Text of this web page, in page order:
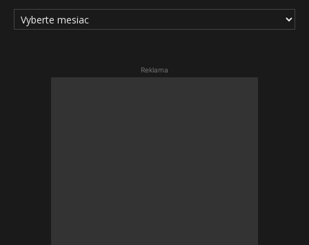
ARCHÍV
ČLÁNKOV
Reklama